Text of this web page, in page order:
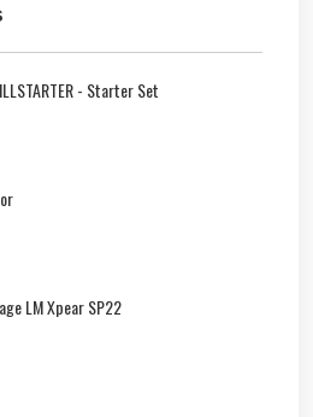
- Starter Set
LM Xpear SP22